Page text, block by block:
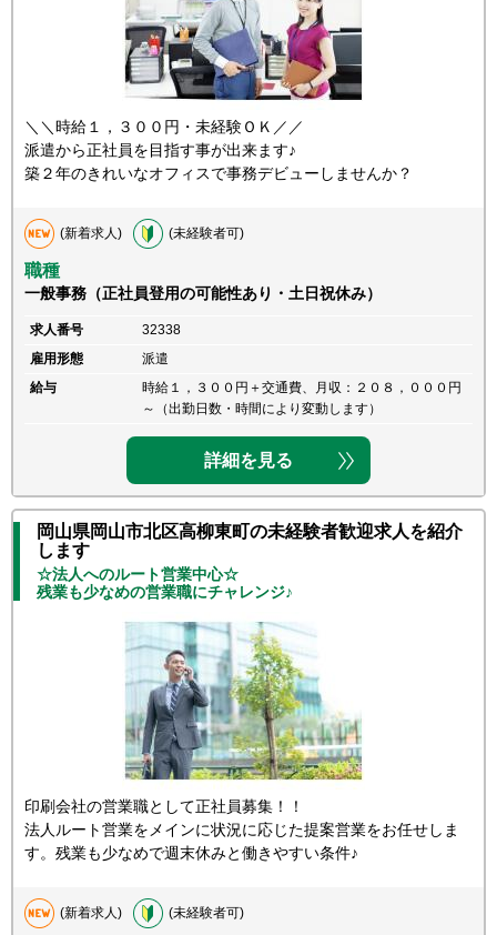
＼＼時給１，３００円・未経験ＯＫ／／
派遣から正社員を目指す事が出来ます♪
築２年のきれいなオフィスで事務デビューしませんか？
(新着求人) (未経験者可)
職種
一般事務（正社員登用の可能性あり・土日祝休み）
求人番号
32338
雇用形態
派遣
給与
時給１，３００円＋交通費、月収：２０８，０００円
～（出勤日数・時間により変動します）
詳細を見る
岡山県岡山市北区高柳東町の未経験者歓迎求人を紹介
します
☆法人へのルート営業中心☆
残業も少なめの営業職にチャレンジ♪
印刷会社の営業職として正社員募集！！
法人ルート営業をメインに状況に応じた提案営業をお任せしま
す。残業も少なめで週末休みと働きやすい条件♪
(新着求人) (未経験者可)